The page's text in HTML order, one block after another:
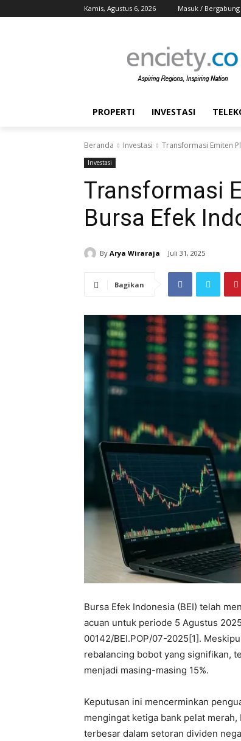
Kamis, Agustus 6, 2026 Masuk / Bergabung
PROPERTI INVESTASI
Beranda Investasi Transformasi Emiten
Investasi
Transformasi
Bursa Efek
By Arya Wiraraja Juli 31, 2025
Bagikan
Bursa Efek Indonesia (BEI) telah
acuan untuk periode 5 Agustus
00142/BEI.POP/07-2025[1].
rebalancing bobot yang signifikan,
menjadi masing-masing 15%.
Keputusan ini mencerminkan
mengingat ketiga bank pelat
terbesar dalam setoran dividen